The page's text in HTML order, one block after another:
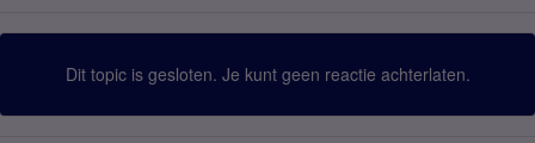
Dit topic is gesloten. Je kunt geen reactie achterlaten.